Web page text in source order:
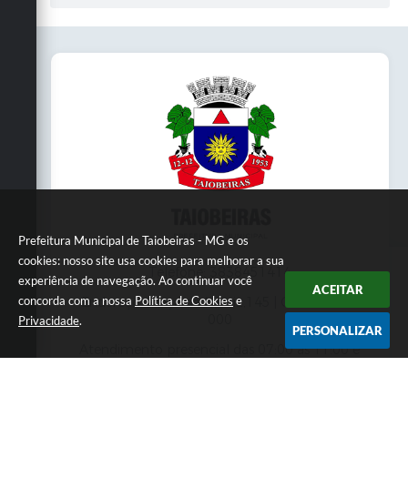
Prefeitura Municipal de Taiobeiras - MG e os
cookies: nosso site usa cookies para melhorar a sua
experiência de navegação. Ao continuar você
concorda com a nossa Política de Cookies e
Privacidade.
ACEITAR
PERSONALIZAR
Telefone: 3838451414
Endereço: Praça da Matriz,145 | CEP: 39550-
Atendimento presencial das 07:00 às 11:00 e